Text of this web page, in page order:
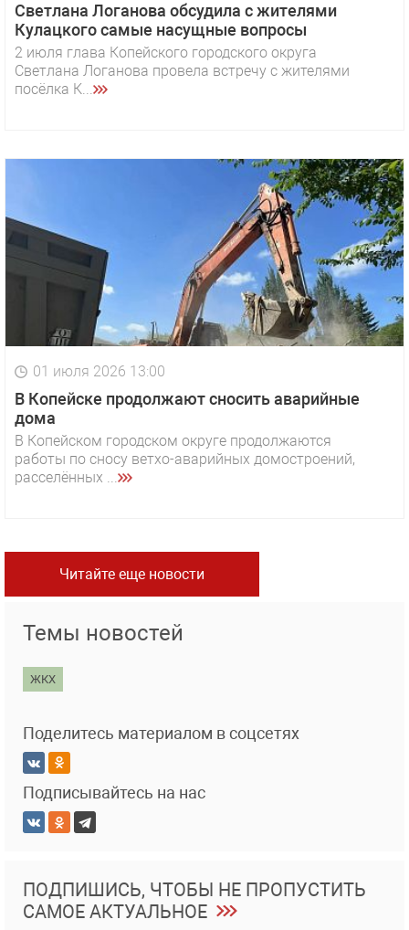
Светлана Логанова обсудила с жителями
Кулацкого самые насущные вопросы
2 июля глава Копейского городского округа
Светлана Логанова провела встречу с жителями
посёлка К...
01 июля 2026 13:00
В Копейске продолжают сносить аварийные
дома
В Копейском городском округе продолжаются
работы по сносу ветхо-аварийных домостроений,
расселённых ...
Читайте еще новости
Темы новостей
ЖКХ
Поделитесь материалом в соцсетях
Подписывайтесь на нас
ПОДПИШИСЬ, ЧТОБЫ НЕ ПРОПУСТИТЬ
САМОЕ АКТУАЛЬНОЕ